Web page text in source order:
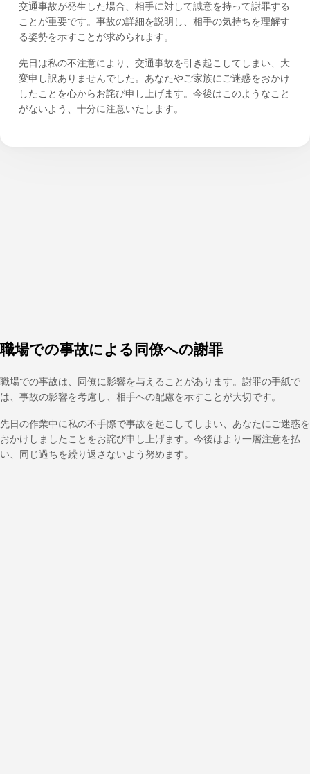
交通事故が発生した場合、相手に対して誠意を持って謝罪する
ことが重要です。事故の詳細を説明し、相手の気持ちを理解す
る姿勢を示すことが求められます。
先日は私の不注意により、交通事故を引き起こしてしまい、大
変申し訳ありませんでした。あなたやご家族にご迷惑をおかけ
したことを心からお詫び申し上げます。今後はこのようなこと
がないよう、十分に注意いたします。
職場での事故による同僚への謝罪
職場での事故は、同僚に影響を与えることがあります。謝罪の手紙で
は、事故の影響を考慮し、相手への配慮を示すことが大切です。
先日の作業中に私の不手際で事故を起こしてしまい、あなたにご迷惑を
おかけしましたことをお詫び申し上げます。今後はより一層注意を払
い、同じ過ちを繰り返さないよう努めます。